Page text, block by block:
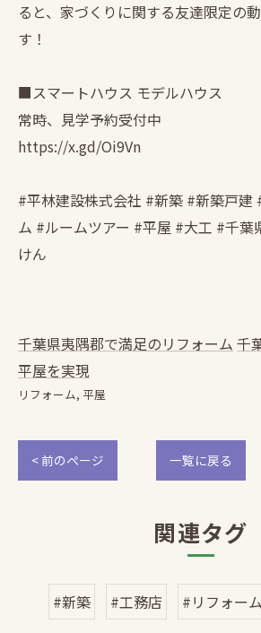
ると、家づくりに関する友達限定の
す！
■スマートハウス モデルハウス
常時、見学予約受付中
https://x.gd/Oi9Vn
#平林建設株式会社 #新築 #新築戸建
ム #ルームツアー #平屋 #大工 #千葉
けん
千葉県夷隅郡で満足のリフォーム 千
平屋を実現
リフォーム 平屋
< 前のページ 一覧に戻る
関連タグ
#新築 #工務店 #リフォーム